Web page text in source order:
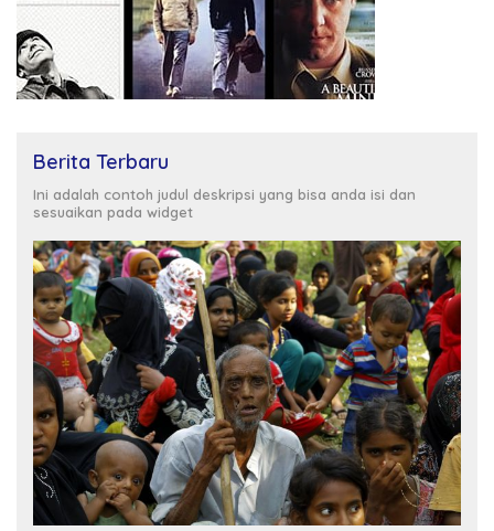
Berita Terbaru
Ini adalah contoh judul deskripsi yang bisa anda isi dan
sesuaikan pada widget